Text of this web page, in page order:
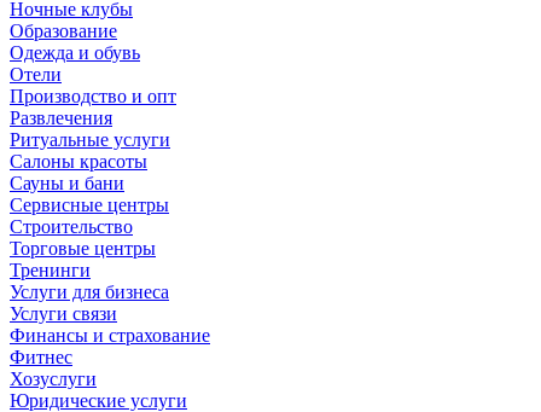
Ночные клубы
Образование
Одежда и обувь
Отели
Производство и опт
Развлечения
Ритуальные услуги
Салоны красоты
Сауны и бани
Сервисные центры
Строительство
Торговые центры
Тренинги
Услуги для бизнеса
Услуги связи
Финансы и страхование
Фитнес
Хозуслуги
Юридические услуги